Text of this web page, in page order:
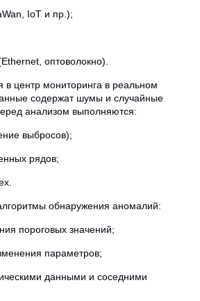
IoT и пр.);
оптоволокно).
центр мониторинга в реальном
содержат шумы и случайные
анализом выполняются:
выбросов);
рядов;
обнаружения аномалий:
пороговых значений;
параметров;
данными и соседними